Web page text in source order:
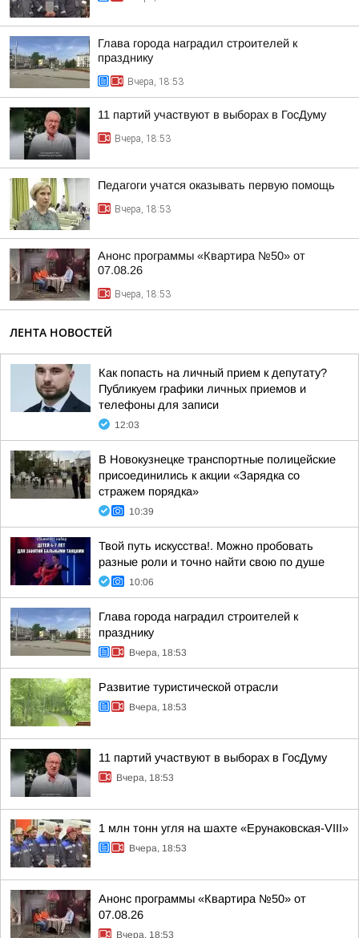
Глава города наградил строителей к
празднику
Вчера, 18:53
11 партий участвуют в выборах в ГосДуму
Вчера, 18:53
Педагоги учатся оказывать первую помощь
Вчера, 18:53
Анонс программы «Квартира №50» от
07.08.26
Вчера, 18:53
ЛЕНТА НОВОСТЕЙ
Как попасть на личный прием к депутату?
Публикуем графики личных приемов и
телефоны для записи
12:03
В Новокузнецке транспортные полицейские
присоединились к акции «Зарядка со
стражем порядка»
10:39
Твой путь искусства!. Можно пробовать
разные роли и точно найти свою по душе
10:06
Глава города наградил строителей к
празднику
Вчера, 18:53
Развитие туристической отрасли
Вчера, 18:53
11 партий участвуют в выборах в ГосДуму
Вчера, 18:53
1 млн тонн угля на шахте «Ерунаковская-VIII»
Вчера, 18:53
Анонс программы «Квартира №50» от
07.08.26
Вчера, 18:53